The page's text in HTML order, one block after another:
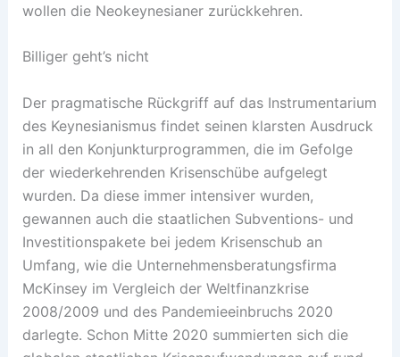
wollen die Neokeynesianer zurückkehren.
Billiger geht’s nicht
Der pragmatische Rückgriff auf das Instrumentarium
des Keynesianismus findet seinen klarsten Ausdruck
in all den Konjunkturprogrammen, die im Gefolge
der wiederkehrenden Krisenschübe aufgelegt
wurden. Da diese immer intensiver wurden,
gewannen auch die staatlichen Subventions- und
Investitionspakete bei jedem Krisenschub an
Umfang, wie die Unternehmensberatungsfirma
McKinsey im Vergleich der Weltfinanzkrise
2008/2009 und des ­Pandemieeinbruchs 2020
darlegte. Schon Mitte 2020 summierten sich die